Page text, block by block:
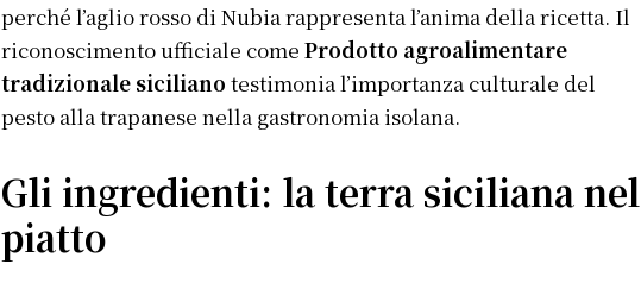
perché l’aglio rosso di Nubia rappresenta l’anima della ricetta. Il
riconoscimento ufficiale comeProdotto agroalimentare
tradizionale siciliano testimonia l’importanza culturale del
pesto alla trapanese nella gastronomia isolana.
Gli ingredienti: la terra siciliana nel
piatto